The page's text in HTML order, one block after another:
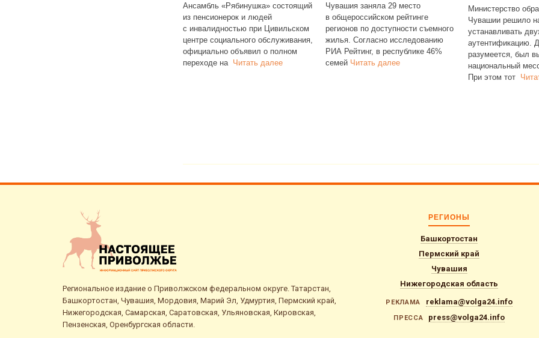
Ансамбль «Рябинушка» состоящий
из пенсионерок и людей
с инвалидностью при Цивильском
центре социального обслуживания,
официально объявил о полном
переходе на Читать далее
Чувашия заняла 29 место
в общероссийском рейтинге
регионов по доступности съемного
жилья. Согласно исследованию
РИА Рейтинг, в республике 46%
семей Читать далее
Министерство
Чувашии решило
устанавливать
аутентификацию.
разумеется, был
национальный
При этом тот
Региональное издание о Приволжском федеральном округе. Татарстан,
Башкортостан, Чувашия, Мордовия, Марий Эл, Удмуртия, Пермский край,
Нижегородская, Самарская, Саратовская, Ульяновская, Кировская,
Пензенская, Оренбургская области.
РЕГИОНЫ
Башкортостан
Пермский край
Чувашия
Нижегородская область
РЕКЛАМА reklama@volga24.info
ПРЕССА press@volga24.info